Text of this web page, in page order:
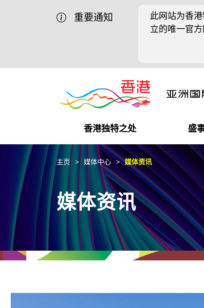
重要通知
此网站为香
立的唯一官方
香港独特之处
商业机遇
独特优势
盛
盛事之都
最新活动精选
在港工作
都会生活
在港创业
初创企业
商业网络
经贸协议
推广香港@中国内地
推广香港@中东
推广香港@粤港澳大湾区
推广香港@东盟
最新资讯
媒体资讯
社交媒体
资源
主页 媒体中心 媒体资讯
媒体资讯